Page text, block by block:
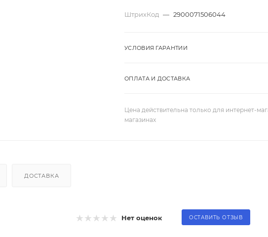
ШтрихКод — 2900071506044
УСЛОВИЯ ГАРАНТИИ
ОПЛАТА И ДОСТАВКА
Цена действительна только для интернет-
магазинах
ДОСТАВКА
Нет оценок ОСТАВИТЬ ОТЗЫВ